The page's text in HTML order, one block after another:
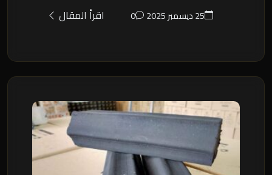
25 ديسمبر 2025 0 اقرأ المقال